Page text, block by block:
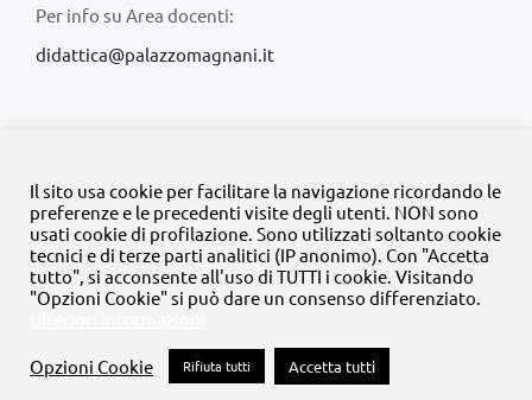
Per info su Area docenti:
didattica@palazzomagnani.it
© Copyright 2020 -2026 | Tutti i diritti riservati | MyFpm è un
progetto dellaFondazione Palazzo Magnani
FacebookInstagram
TwitterLinkedInYouTube
Il sito usa cookie per facilitare la navigazione ricordando le
preferenze e le precedenti visite degli utenti. NON sono
usati cookie di profilazione. Sono utilizzati soltanto cookie
tecnici e di terze parti analitici (IP anonimo). Con "Accetta
tutto", si acconsente all'uso di TUTTI i cookie. Visitando
"Opzioni Cookie" si può dare un consenso differenziato.
Opzioni Cookie Rifiuta tutti Accetta tutti